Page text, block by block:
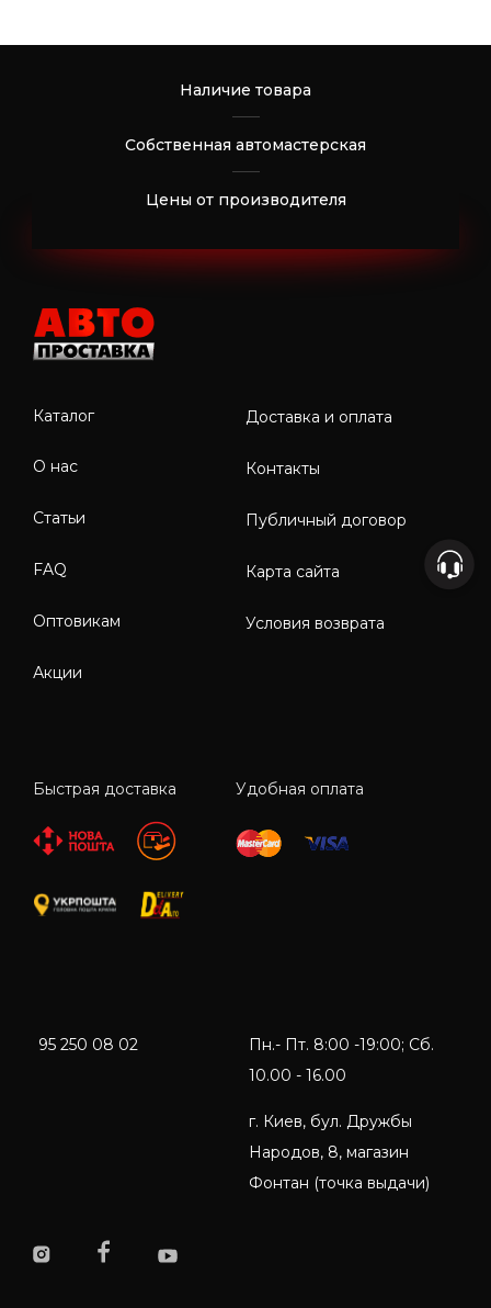
Наличие товара
Собственная автомастерская
Цены от производителя
Каталог
О нас
Статьи
FAQ
Оптовикам
Акции
Доставка и оплата
Контакты
Публичный договор
Карта сайта
Условия возврата
Быстрая доставка Удобная оплата
95 250 08 02
Пн.- Пт. 8:00 -19:00; Сб.
10.00 - 16.00
г. Киев, бул. Дружбы
Народов, 8, магазин
Фонтан (точка выдачи)